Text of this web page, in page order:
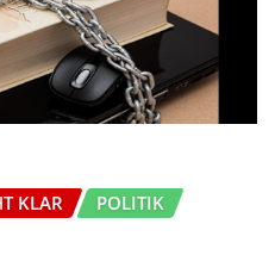
KLAR
POLITIK